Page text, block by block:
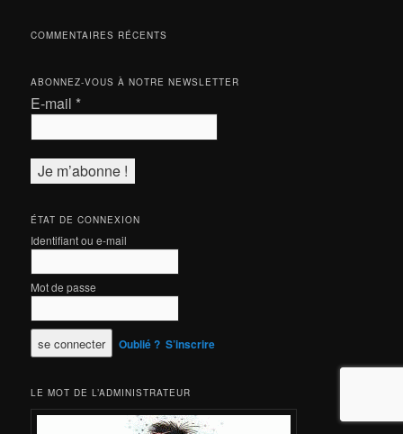
COMMENTAIRES RÉCENTS
ABONNEZ-VOUS À NOTRE NEWSLETTER
E-mail *
ÉTAT DE CONNEXION
Identifiant ou e-mail
Mot de passe
Oublié ? S’inscrire
LE MOT DE L’ADMINISTRATEUR